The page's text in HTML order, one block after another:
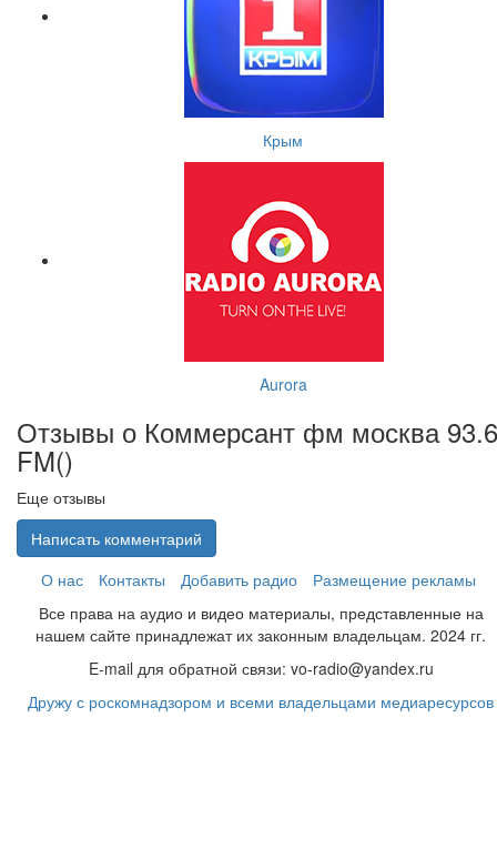
Крым
Aurora
Отзывы о Коммерсант фм москва 93.6
FM()
Еще отзывы
Написать комментарий
О нас
Контакты Добавить радио
Размещение рекламы
Все права на аудио и видео материалы, представленные на
нашем сайте принадлежат их законным владельцам. 2024 гг.
E-mail для обратной связи: vo-radio@yandex.ru
Дружу с роскомнадзором и всеми владельцами медиаресурсов